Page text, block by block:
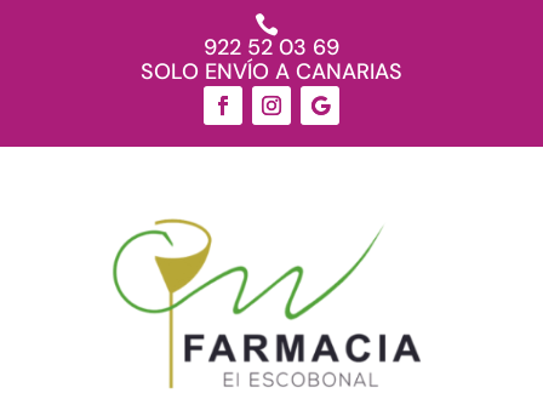

922 52 03 69
SOLO ENVÍO A CANARIAS